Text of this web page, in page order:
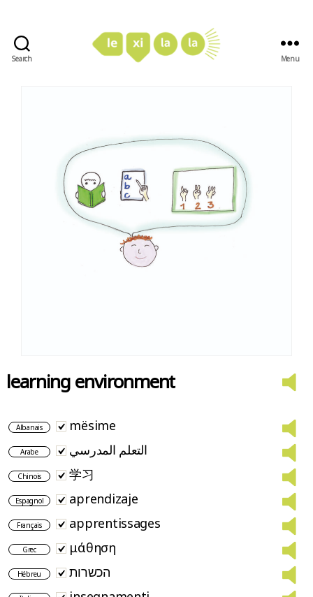
Search Menu
learning environment
Albanais mësime
Arabe التعلم المدرسي
Chinois 学习
Espagnol aprendizaje
Français apprentissages
Grec μάθηση
Hébreu הכשרות